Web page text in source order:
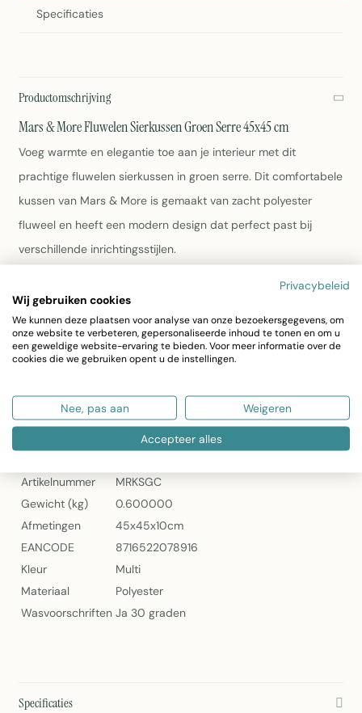
Specificaties
Productomschrijving
Mars & More Fluwelen Sierkussen Groen Serre 45x45 cm
Voeg warmte en elegantie toe aan je interieur met dit
prachtige fluwelen sierkussen in groen serre. Dit comfortabele
kussen van Mars & More is gemaakt van zacht polyester
fluweel en heeft een modern design dat perfect past bij
verschillende inrichtingsstijlen.
Materiaal: Polyester fluweel
Kleur: Groen serre multi
Wasbaar op 30°C
Gewicht: 600 gram
Mars & More Fluwelen Sierkussen Groen Serre 45x45 cm
Artikelnummer
MRKSGC
Gewicht (kg)
0.600000
Afmetingen
45x45x10cm
EANCODE
8716522078916
Kleur
Multi
Materiaal
Polyester
Wasvoorschriften Ja 30 graden
Specificaties
Privacybeleid
Wij gebruiken cookies
We kunnen deze plaatsen voor analyse van onze bezoekersgegevens, om
onze website te verbeteren, gepersonaliseerde inhoud te tonen en om u
een geweldige website-ervaring te bieden. Voor meer informatie over de
cookies die we gebruiken opent u de instellingen.
Nee, pas aan Weigeren
Accepteer alles